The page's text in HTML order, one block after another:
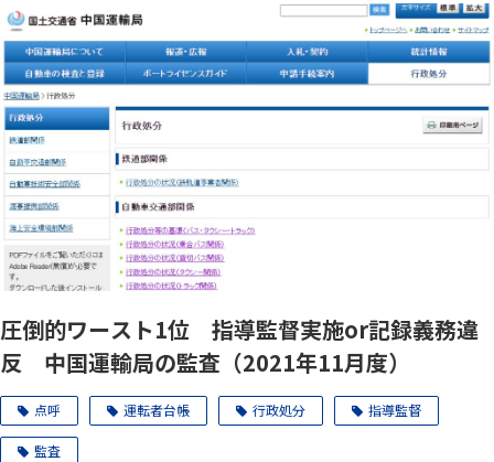
圧倒的ワースト1位 指導監督実施or記録義務違
反 中国運輸局の監査（2021年11月度）
点呼 運転者台帳 行政処分 指導監督
監査